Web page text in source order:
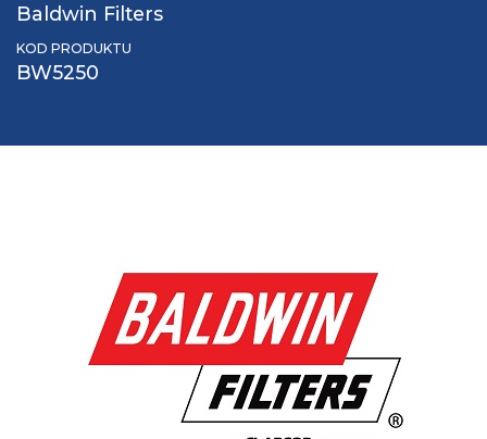
Baldwin Filters
KOD PRODUKTU
BW5250